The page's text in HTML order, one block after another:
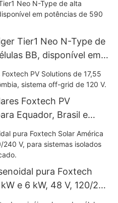
Tier1 Neo N-Type de
BB, disponível em
W, 630 W e 650 W.
Foxtech PV
Equador, Brasil e
de 120 V.
pura Foxtech
e 6 kW, 48 V, 120/240
da rede elétrica. Preço